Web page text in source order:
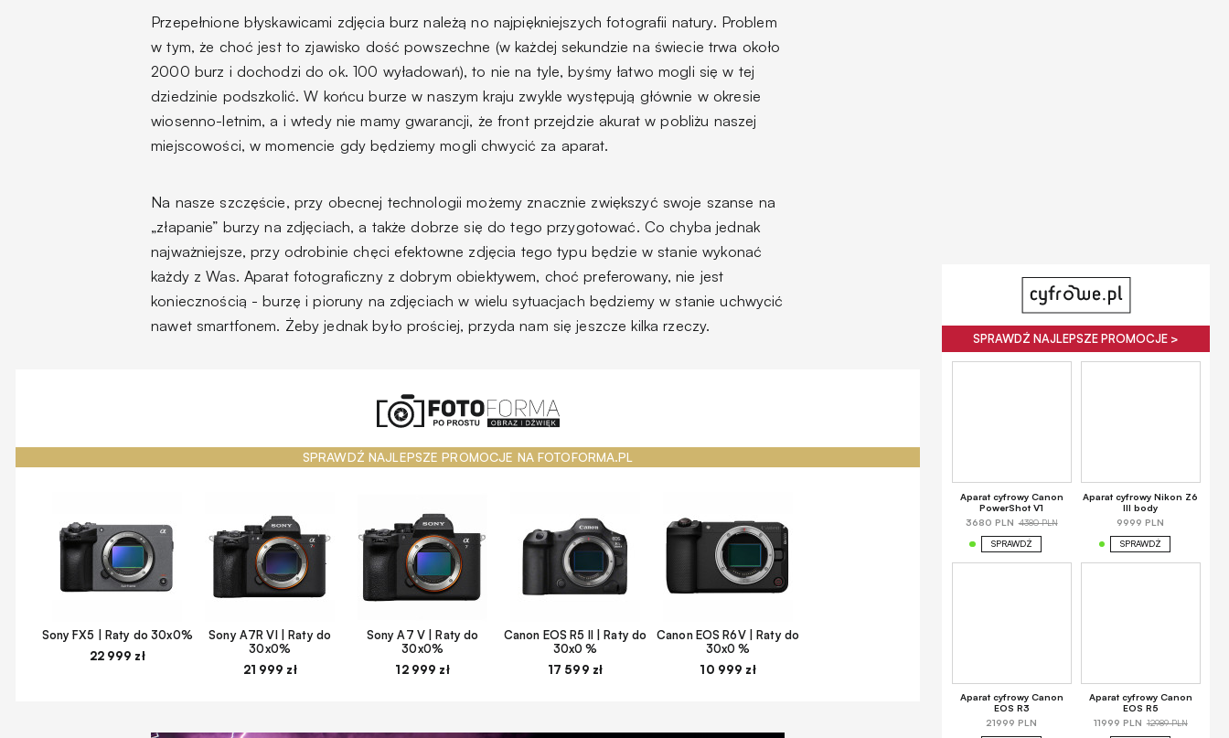
Przepełnione błyskawicami zdjęcia burz należą no najpiękniejszych fotografii natury. Problem
w tym, że choć jest to zjawisko dość powszechne (w każdej sekundzie na świecie trwa około
2000 burz i dochodzi do ok. 100 wyładowań), to nie na tyle, byśmy łatwo mogli się w tej
dziedzinie podszkolić. W końcu burze w naszym kraju zwykle występują głównie w okresie
wiosenno-letnim, a i wtedy nie mamy gwarancji, że front przejdzie akurat w pobliżu naszej
miejscowości, w momencie gdy będziemy mogli chwycić za aparat.
Na nasze szczęście, przy obecnej technologii możemy znacznie zwiększyć swoje szanse na
„złapanie” burzy na zdjęciach, a także dobrze się do tego przygotować. Co chyba jednak
najważniejsze, przy odrobinie chęci efektowne zdjęcia tego typu będzie w stanie wykonać
każdy z Was. Aparat fotograficzny z dobrym obiektywem, choć preferowany, nie jest
koniecznością - burzę i pioruny na zdjęciach w wielu sytuacjach będziemy w stanie uchwycić
nawet smartfonem. Żeby jednak było prościej, przyda nam się jeszcze kilka rzeczy.
SPRAWDŹ NAJLEPSZE PROMOCJE NA FOTOFORMA.PL
Sony FX5 | Raty do 30x0%
22 999 zł
Sony A7R VI | Raty do
30x0%
21 999 zł
Sony A7 V | Raty do
30x0%
12 999 zł
Canon EOS R5 II | Raty do
30x0 %
17 599 zł
Canon EOS R6V | Raty do
30x0 %
10 999 zł
SPRAWDŹ NAJLEPSZE PROMOCJE >
Aparat cyfrowy Canon
PowerShot V1
3680 PLN 4380 PLN
SPRAWDŹ
Aparat cyfrowy Nikon Z6
III body
9999 PLN
SPRAWDŹ
Aparat cyfrowy Canon
EOS R3
21999 PLN
Aparat cyfrowy Canon
EOS R5
11999 PLN 12989 PLN